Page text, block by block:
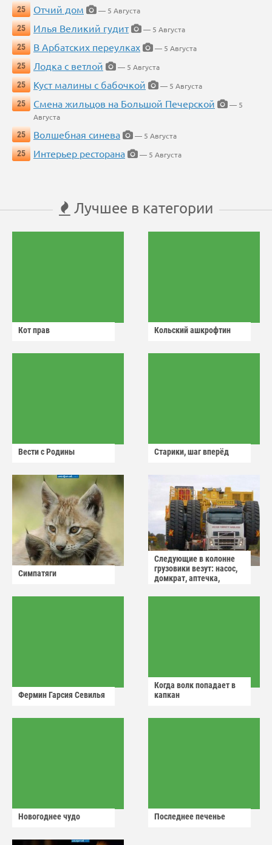
25
Отчий дом
— 5 Августа
25
Илья Великий гудит
— 5 Августа
25
В Арбатских переулках
— 5 Августа
25
Лодка с ветлой
— 5 Августа
25
Куст малины с бабочкой
— 5 Августа
25
Смена жильцов на Большой Печерской
— 5
Августа
25
Волшебная синева
— 5 Августа
25
Интерьер ресторана — 5 Августа
Лучшее в категории
Кот прав Кольский ашкрофтин
Вести с Родины Старики, шаг вперёд
Симпатяги
Следующие в колонне
грузовики везут: насос,
домкрат, аптечка,
Фермин Гарсия Севилья
Когда волк попадает в
капкан
Новогоднее чудо Последнее печенье